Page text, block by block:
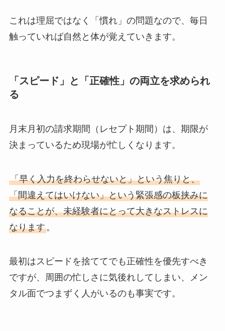
これは理屈ではなく「慣れ」の問題なので、毎日
触っていれば自然と体が覚えていきます。
「スピード」と「正確性」の両立を求められ
る
月末月初の請求期間（レセプト期間）は、期限が
決まっているため現場が忙しくなります。
「早く入力を終わらせないと」という焦りと、
「間違えてはいけない」という緊張感の板挟みに
なることが、未経験者にとって大きなストレスに
なります。
最初はスピードを捨ててでも正確性を優先すべき
ですが、周囲の忙しさに気後れしてしまい、メン
タル面でつまずく人がいるのも事実です。